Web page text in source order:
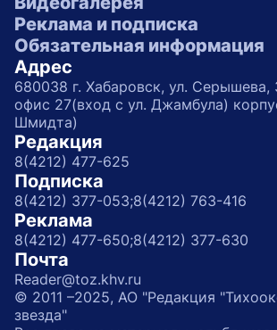
Реклама и подписка
Обязательная информация
Адрес
680038 г. Хабаровск, ул. Серышева,
офис 27(вход с ул. Джамбула)
Шмидта)
Редакция
8(4212) 477-625
Подписка
8(4212) 377-053;8(4212) 763-416
Реклама
8(4212) 477-650;8(4212) 377-630
Почта
Reader@toz.khv.ru
© 2011 –2025, АО "Редакция
звезда"